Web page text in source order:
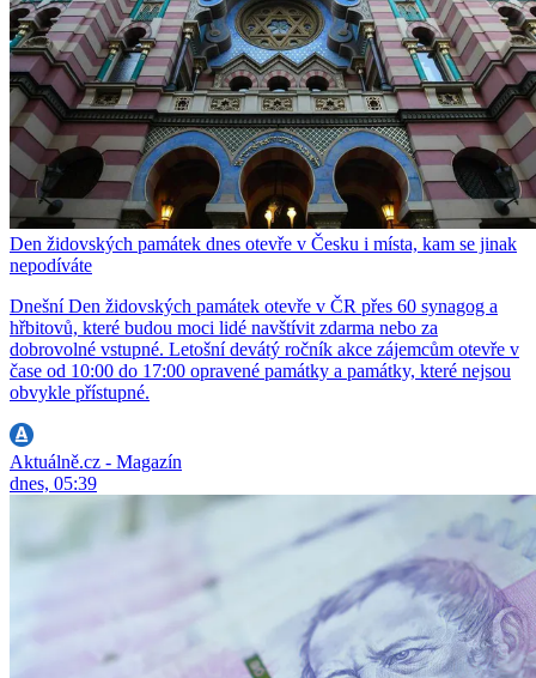
Den židovských památek dnes otevře v Česku i místa, kam se jinak
nepodíváte
Dnešní Den židovských památek otevře v ČR přes 60 synagog a
hřbitovů, které budou moci lidé navštívit zdarma nebo za
dobrovolné vstupné. Letošní devátý ročník akce zájemcům otevře v
čase od 10:00 do 17:00 opravené památky a památky, které nejsou
obvykle přístupné.
Aktuálně.cz - Magazín
dnes, 05:39